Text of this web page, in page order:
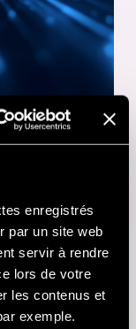
enregistrés
par un site web
servir à rendre
lors de votre
les contenus et
exemple.